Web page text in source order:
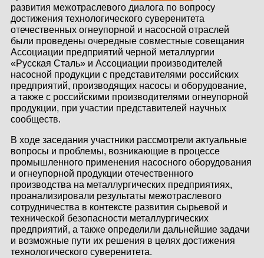
О ЗАВОДЕ
ПРОЕКТЫ
КАЧЕСТВО
МОНТАЖ
НОВОСТИ
КОНТАКТЫ
ЛИЧНЫЙ КАБИНЕТ
ЛИЧНЫЙ КАБИНЕТ
КЛИЕНТА
развития межотраслевого диалога по вопросу
достижения технологического суверенитета
отечественных огнеупорной и насосной отраслей
были проведены очередные совместные совещания
Ассоциации предприятий черной металлургии
«Русская Сталь» и Ассоциации производителей
насосной продукции с представителями российских
предприятий, производящих насосы и оборудование,
а также с российскими производителями огнеупорной
продукции, при участии представителей научных
сообществ.
В ходе заседания участники рассмотрели актуальные
вопросы и проблемы, возникающие в процессе
промышленного применения насосного оборудования
и огнеупорной продукции отечественного
производства на металлургических предприятиях,
проанализировали результаты межотраслевого
сотрудничества в контексте развития сырьевой и
технической безопасности металлургических
предприятий, а также определили дальнейшие задачи
и возможные пути их решения в целях достижения
технологического суверенитета.